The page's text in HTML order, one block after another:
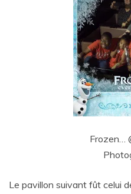
Frozen…
Le pavillon suivant fût celui